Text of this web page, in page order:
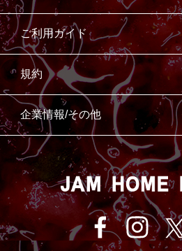
ご利用ガイド
規約
企業情報/その他